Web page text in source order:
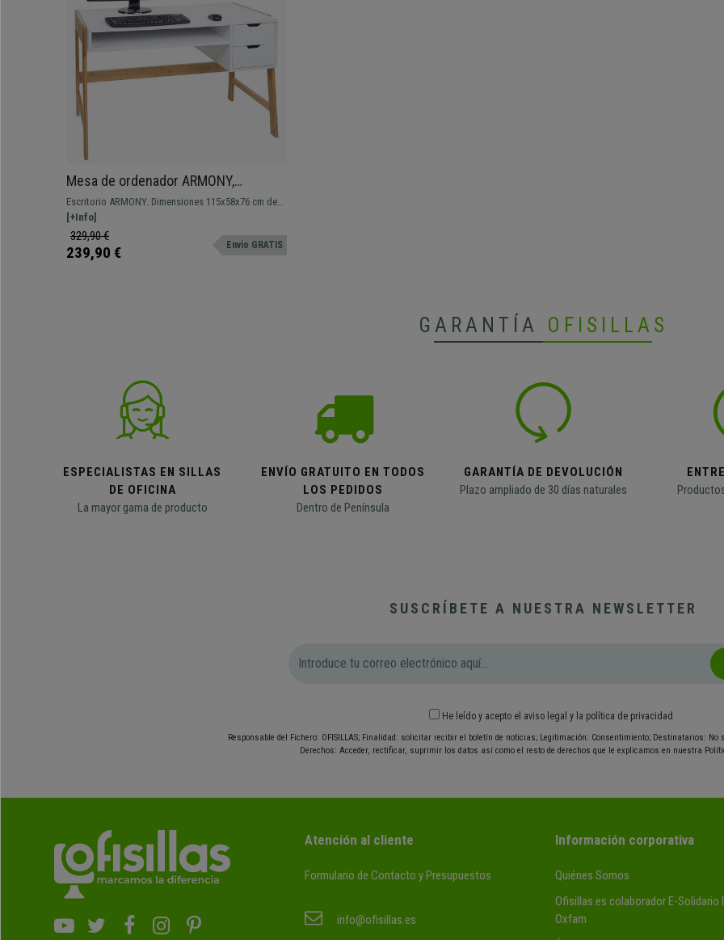
Mesa de ordenador ARMONY,
115x58x76 cm, Moderno Diseño, en
Madera, color Blanco
Escritorio ARMONY. Dimensiones 115x58x76 cm de
altura. Diseño moderno, sencillo y funcional.
Robusta estructura de madera.
[+Info]
329,90 €
239,90 € Envio GRATIS
GARANTÍA OFISILLAS
ESPECIALISTAS EN SILLAS
DE OFICINA
La mayor gama de producto
ENVÍO GRATUITO EN TODOS
LOS PEDIDOS
Dentro de Península
GARANTÍA DE DEVOLUCIÓN
Plazo ampliado de 30 días naturales
SUSCRÍBETE A NUESTRA NEWSLETTER
He leído y acepto el aviso legal y la política de privacidad
Responsable del Fichero: OFISILLAS; Finalidad: solicitar recibir el boletín de noticias; Legitimación: Consentimiento; Destinatarios:
Derechos: Acceder, rectificar, suprimir los datos así como el resto de derechos que le explicamos en nuestra
Atención al cliente
Formulario de Contacto y Presupuestos
info@ofisillas.es
Información corporativa
Quiénes Somos
Ofisillas.es colaborador E-Solidario
Oxfam